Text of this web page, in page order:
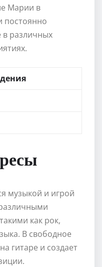
Марии в
постоянно
в различных
музыкой и игрой
как рок,
В свободное
гитаре и создает